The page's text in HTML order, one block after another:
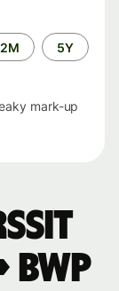
5Y
mark-up